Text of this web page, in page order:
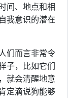
间、地点和相
我意识的潜在
们而言非常令
子，比如它们
就会清醒地意
定滴说狗能够